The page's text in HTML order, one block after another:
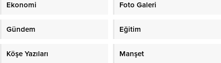
Ekonomi Foto Galeri
Gündem Eğitim
Köşe Yazıları Manşet